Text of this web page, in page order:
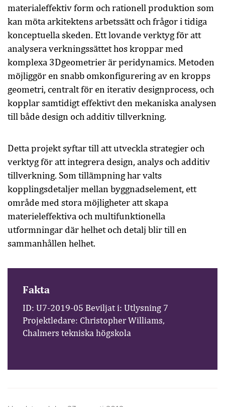
materialeffektiv form och rationell produktion som
kan möta arkitektens arbetssätt och frågor i tidiga
konceptuella skeden. Ett lovande verktyg för att
analysera verkningssättet hos kroppar med
komplexa 3Dgeometrier är peridynamics. Metoden
möjliggör en snabb omkonfigurering av en kropps
geometri, centralt för en iterativ designprocess, och
kopplar samtidigt effektivt den mekaniska analysen
till både design och additiv tillverkning.
Detta projekt syftar till att utveckla strategier och
verktyg för att integrera design, analys och additiv
tillverkning. Som tillämpning har valts
kopplingsdetaljer mellan byggnadselement, ett
område med stora möjligheter att skapa
materieleffektiva och multifunktionella
utformningar där helhet och detalj blir till en
sammanhållen helhet.
Fakta
ID: U7-2019-05 Beviljat i: Utlysning 7
Projektledare: Christopher Williams,
Chalmers tekniska högskola